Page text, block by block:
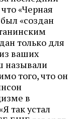
«Черная
«создан
только для
ваших
называли
того, что он
в
так устал